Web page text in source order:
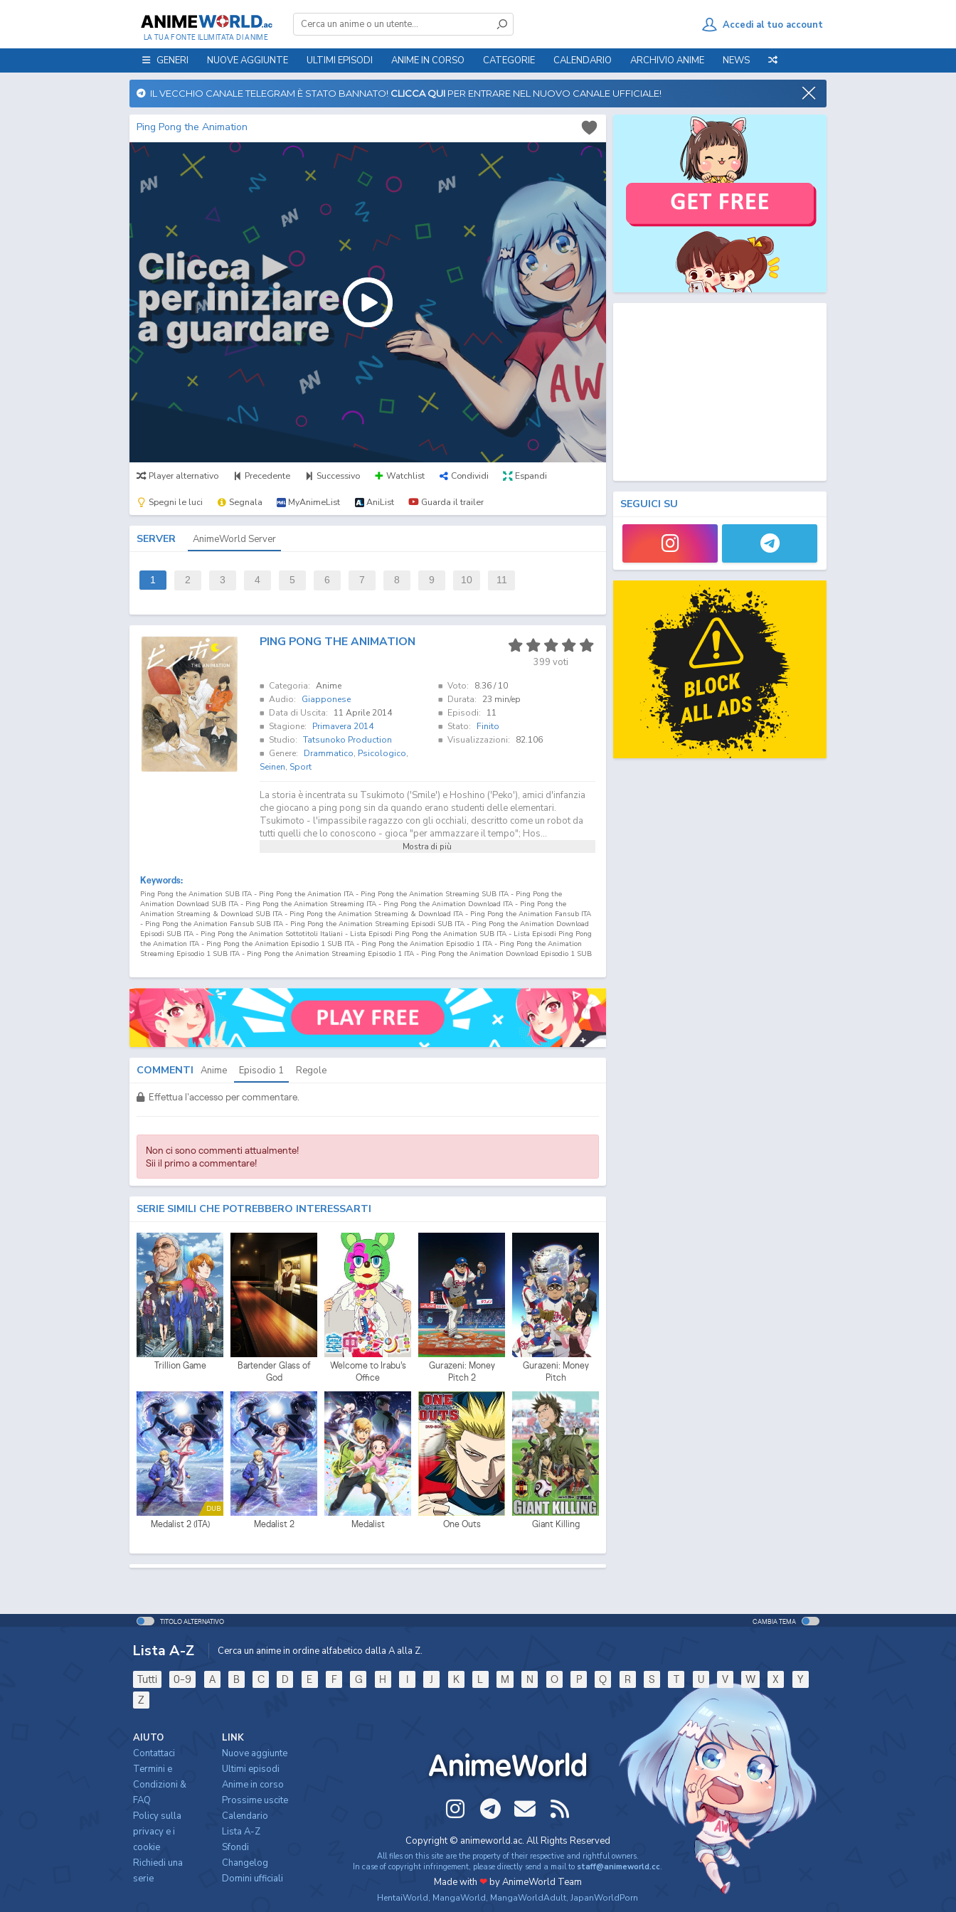
LA TUA FONTE ILLIMITATA DI ANIME
Accedi al tuo account
GENERI NUOVE AGGIUNTE ULTIMI EPISODI ANIME IN CORSO CATEGORIE CALENDARIO ARCHIVIO ANIME NEWS
IL VECCHIO CANALE TELEGRAM È STATO BANNATO! CLICCA QUI PER ENTRARE NEL NUOVO CANALE UFFICIALE!
Ping Pong the Animation
Player alternativo Precedente Successivo Watchlist Condividi Espandi
Spegni le luci Segnala MyAnimeList AniList Guarda il trailer
SERVER AnimeWorld Server
1 2 3 4 5 6 7 8 9 10 11
PING PONG THE ANIMATION
399 voti
Categoria: Anime
Audio:
Giapponese
Data di Uscita:
11 Aprile 2014
Stagione:
Primavera 2014
Studio: Tatsunoko Production
Genere:
Drammatico, Psicologico,
Seinen, Sport
Voto: 8.36/ 10
Durata:
23 min/ep
Episodi:
11
Stato:
Finito
Visualizzazioni:
82.106
La storia è incentrata su Tsukimoto ('Smile') e Hoshino ('Peko'), amici d'infanzia
che giocano a ping pong sin da quando erano studenti delle elementari.
Tsukimoto - l'impassibile ragazzo con gli occhiali, descritto come un robot da
tutti quelli che lo conoscono - gioca "per ammazzare il tempo"; Hos...
Mostra di più
Keywords:
Ping Pong the Animation SUB ITA - Ping Pong the Animation ITA - Ping Pong the Animation Streaming SUB ITA - Ping Pong the
Animation Download SUB ITA - Ping Pong the Animation Streaming ITA - Ping Pong the Animation Download ITA - Ping Pong the
Animation Streaming & Download SUB ITA - Ping Pong the Animation Streaming & Download ITA - Ping Pong the Animation Fansub ITA
- Ping Pong the Animation Fansub SUB ITA - Ping Pong the Animation Streaming Episodi SUB ITA - Ping Pong the Animation Download
Episodi SUB ITA - Ping Pong the Animation Sottotitoli Italiani - Lista Episodi Ping Pong the Animation SUB ITA - Lista Episodi Ping Pong
the Animation ITA - Ping Pong the Animation Episodio 1 SUB ITA - Ping Pong the Animation Episodio 1 ITA - Ping Pong the Animation
Streaming Episodio 1 SUB ITA - Ping Pong the Animation Streaming Episodio 1 ITA - Ping Pong the Animation Download Episodio 1 SUB
COMMENTI Anime Episodio 1 Regole
Effettua l'accesso per commentare.
Non ci sono commenti attualmente!
Sii il primo a commentare!
SERIE SIMILI CHE POTREBBERO INTERESSARTI
Trillion Game
Bartender Glass of
God
Welcome to Irabu's
Office
Gurazeni: Money
Pitch 2
Gurazeni: Money
Pitch
DUB
Medalist 2 (ITA) Medalist 2 Medalist One Outs Giant Killing
SEGUICI SU
TITOLO ALTERNATIVO CAMBIA TEMA
Lista A-Z Cerca un anime in ordine alfabetico dalla A alla Z.
Tutti 0-9 A B C D E F G H I J K L M N O P Q R S T U V W X
Y
Z
AnimeWorld
Copyright © animeworld.ac. All Rights Reserved
All files on this site are the property of their respective and rightful owners.
In case of copyright infringement, please directly send a mail to staff@animeworld.cc.
Made with ❤by AnimeWorld Team
HentaiWorld, MangaWorld, MangaWorldAdult,JapanWorldPorn
AIUTO
Contattaci
Termini e
Condizioni &
FAQ
Policy sulla
privacy e i
cookie
Richiedi una
serie
LINK
Nuove aggiunte
Ultimi episodi
Anime in corso
Prossime uscite
Calendario
Lista A-Z
Sfondi
Changelog
Domini ufficiali